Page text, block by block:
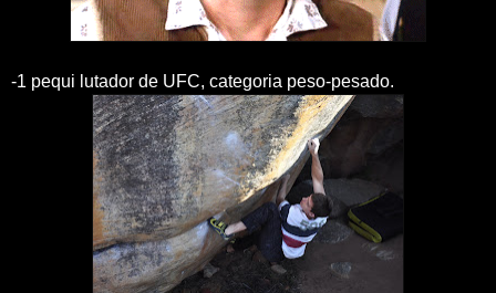
-1 pequi lutador de UFC, categoria peso-pesado.